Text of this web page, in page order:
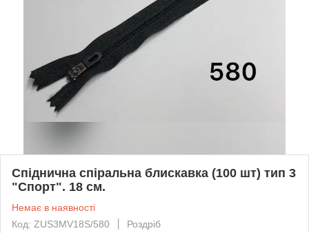
Спіднична спіральна блискавка (100 шт) тип 3
"Спорт". 18 см.
Немає в наявності
Код: ZUS3MV18S/580
Роздріб